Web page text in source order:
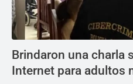
Brindaron una charla
Internet para adultos